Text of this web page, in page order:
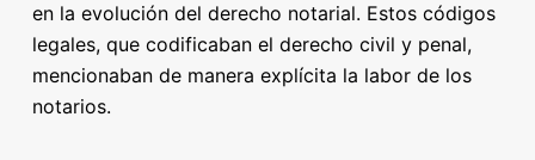
en la evolución del derecho notarial. Estos códigos
legales, que codificaban el derecho civil y penal,
mencionaban de manera explícita la labor de los
notarios.